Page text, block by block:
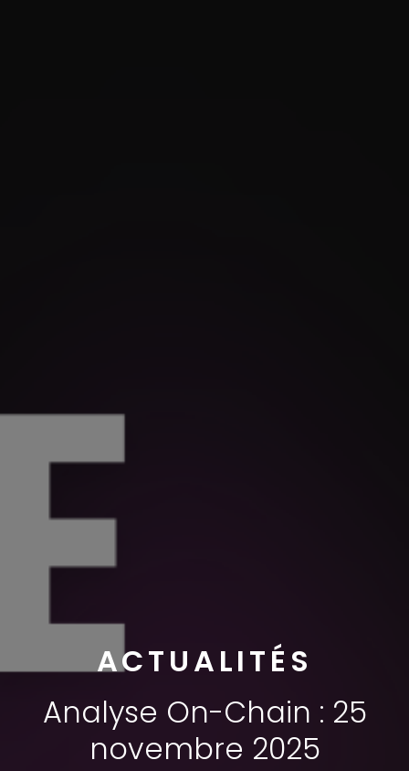
ACTUALITÉS
Analyse On-Chain : 25
novembre 2025